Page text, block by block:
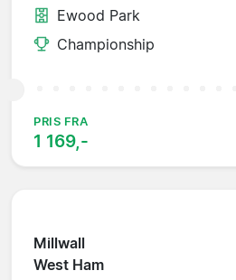
Ewood Park
Championship
PRIS FRA
1 169,-
Millwall
West Ham